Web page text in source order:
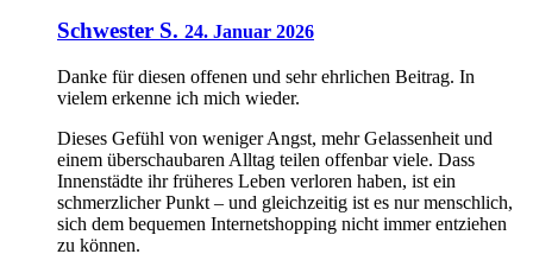
Schwester S. 24. Januar 2026
Danke für diesen offenen und sehr ehrlichen Beitrag. In
vielem erkenne ich mich wieder.
Dieses Gefühl von weniger Angst, mehr Gelassenheit und
einem überschaubaren Alltag teilen offenbar viele. Dass
Innenstädte ihr früheres Leben verloren haben, ist ein
schmerzlicher Punkt – und gleichzeitig ist es nur menschlich,
sich dem bequemen Internetshopping nicht immer entziehen
zu können.